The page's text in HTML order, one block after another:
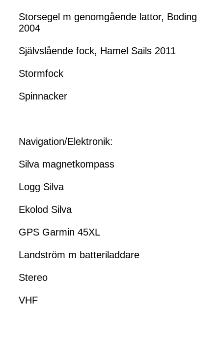
Storsegel m genomgående lattor, Boding
2004
Självslående fock, Hamel Sails 2011
Stormfock
Spinnacker
Navigation/Elektronik:
Silva magnetkompass
Logg Silva
Ekolod Silva
GPS Garmin 45XL
Landström m batteriladdare
Stereo
VHF